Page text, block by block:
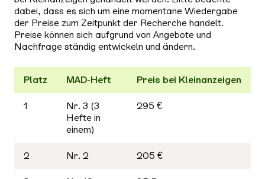
dabei, dass es sich um eine momentane Wiedergabe
der Preise zum Zeitpunkt der Recherche handelt.
Preise können sich aufgrund von Angebote und
Nachfrage ständig entwickeln und ändern.
Platz MAD-Heft Preis bei Kleinanzeigen
1
Nr. 3 (3
Hefte in
einem)
295 €
2 Nr. 2 205 €